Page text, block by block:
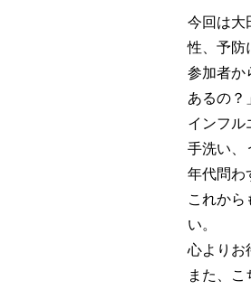
今回は大
性、予防
参加者か
あるの？
インフル
手洗い、
年代問わ
これか
い。
心よりお
また、